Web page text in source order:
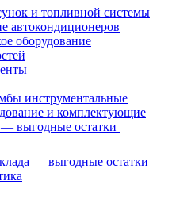
и топливной системы
автокондиционеров
оборудование
инструментальные
и комплектующие
— выгодные остатки
— выгодные остатки